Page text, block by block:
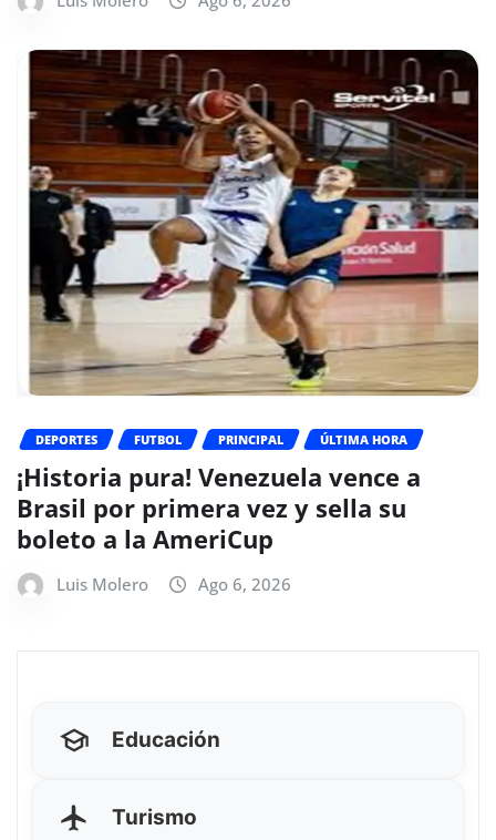
DEPORTES FUTBOL PRINCIPAL ÚLTIMA HORA
¡Historia pura! Venezuela vence a
Brasil por primera vez y sella su
boleto a la AmeriCup
Luis Molero Ago 6, 2026
Educación
Turismo